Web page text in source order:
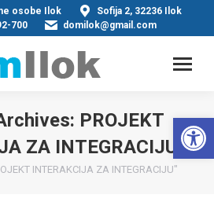
osobe Ilok
Sofija 2, 32236 Ilok
700
domilok@gmail.com
PROJEKT
ZA INTEGRACIJU
INTERAKCIJA ZA INTEGRACIJU"